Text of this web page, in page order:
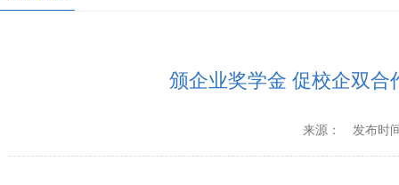
颁企业奖学金 促校企双
来源： 发布时